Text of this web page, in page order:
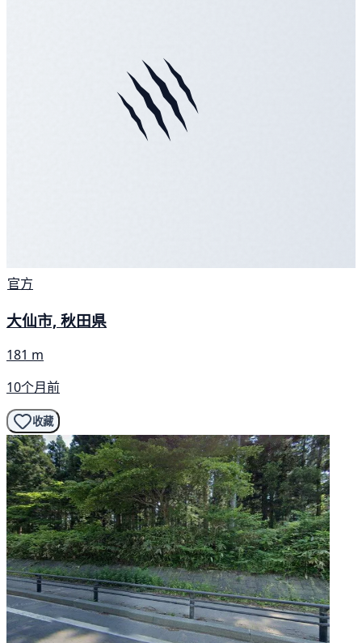
官方
大仙市, 秋田県
181 m
10个月前
收藏